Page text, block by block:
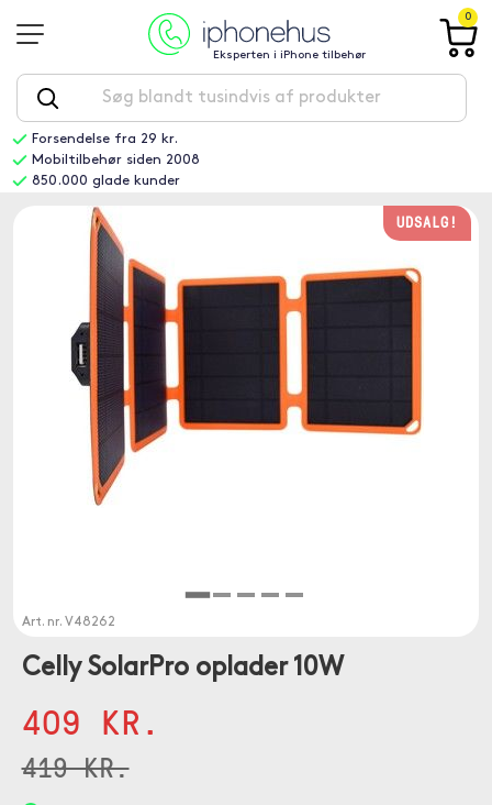
Eksperten i iPhone tilbehør
0
Forsendelse fra 29 kr.
Mobiltilbehør siden 2008
850.000 glade kunder
UDSALG!
Art. nr. V48262
Celly SolarPro oplader 10W
409 KR.
419 KR.